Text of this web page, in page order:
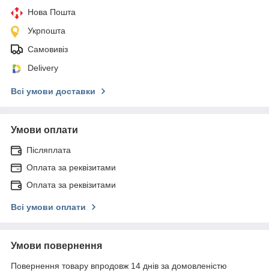
Нова Пошта
Укрпошта
Самовивіз
Delivery
Всі умови доставки
Умови оплати
Післяплата
Оплата за реквізитами
Оплата за реквізитами
Всі умови оплати
Умови повернення
Повернення товару впродовж 14 днів за домовленістю